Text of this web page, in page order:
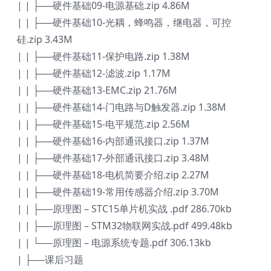
| | ├──硬件基础09-电源基础.zip 4.86M
| | ├──硬件基础10-光耦，蜂鸣器，继电器，可控
硅.zip 3.43M
| | ├──硬件基础11-保护电路.zip 1.38M
| | ├──硬件基础12-滤波.zip 1.17M
| | ├──硬件基础13-EMC.zip 21.76M
| | ├──硬件基础14-门电路与D触发器.zip 1.38M
| | ├──硬件基础15-电平规范.zip 2.56M
| | ├──硬件基础16-内部通讯接口.zip 1.37M
| | ├──硬件基础17-外部通讯接口.zip 3.48M
| | ├──硬件基础18-电机简要介绍.zip 2.27M
| | ├──硬件基础19-常用传感器介绍.zip 3.70M
| | ├──原理图 – STC15单片机实战 .pdf 286.70kb
| | ├──原理图 – STM32物联网实战.pdf 499.48kb
| | └──原理图 – 电源系统专题.pdf 306.13kb
| ├──课后习题